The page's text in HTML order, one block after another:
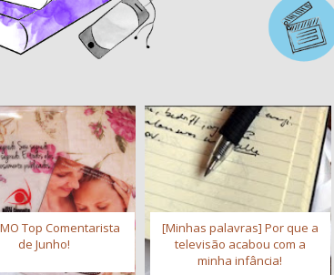
Top Comentarista
de Junho!
[Minhas palavras] Por que a
televisão acabou com a
minha infância!